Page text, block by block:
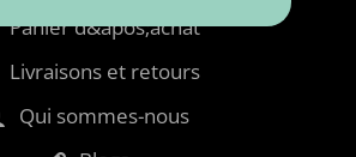
Panier d&apos;achat
Livraisons et retours
Qui sommes-nous